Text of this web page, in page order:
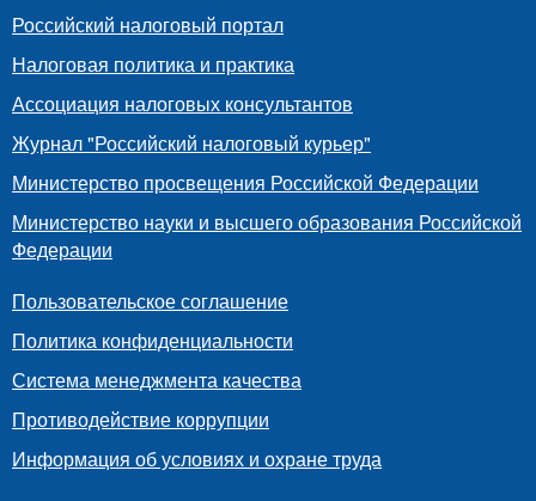
Российский налоговый портал
Налоговая политика и практика
Ассоциация налоговых консультантов
Журнал "Российский налоговый курьер"
Министерство просвещения Российской Федерации
Министерство науки и высшего образования Российской
Федерации
Пользовательское соглашение
Политика конфиденциальности
Система менеджмента качества
Противодействие коррупции
Информация об условиях и охране труда